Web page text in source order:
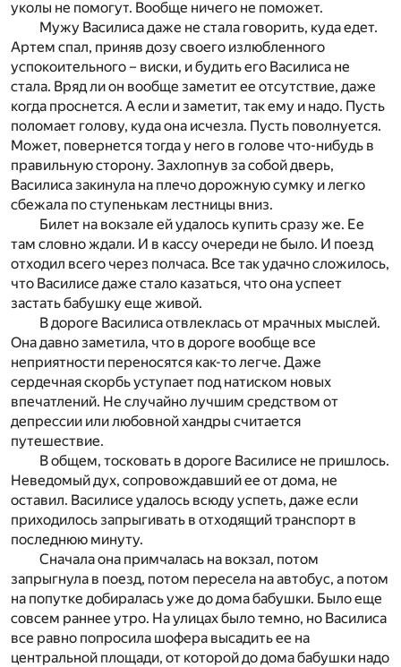
уколы не помогут. Вообще ничего не поможет.
Мужу Василиса даже не стала говорить, куда едет.
Артем спал, приняв дозу своего излюбленного
успокоительного – виски, и будить его Василиса не
стала. Вряд ли он вообще заметит ее отсутствие, даже
когда проснется. А если и заметит, так ему и надо. Пусть
поломает голову, куда она исчезла. Пусть поволнуется.
Может, повернется тогда у него в голове что-нибудь в
правильную сторону. Захлопнув за собой дверь,
Василиса закинула на плечо дорожную сумку и легко
сбежала по ступенькам лестницы вниз.
Билет на вокзале ей удалось купить сразу же. Ее
там словно ждали. И в кассу очереди не было. И поезд
отходил всего через полчаса. Все так удачно сложилось,
что Василисе даже стало казаться, что она успеет
застать бабушку еще живой.
В дороге Василиса отвлеклась от мрачных мыслей.
Она давно заметила, что в дороге вообще все
неприятности переносятся как-то легче. Даже
сердечная скорбь уступает под натиском новых
впечатлений. Не случайно лучшим средством от
депрессии или любовной хандры считается
путешествие.
В общем, тосковать в дороге Василисе не пришлось.
Неведомый дух, сопровождавший ее от дома, не
оставил. Василисе удалось всюду успеть, даже если
приходилось запрыгивать в отходящий транспорт в
последнюю минуту.
Сначала она примчалась на вокзал, потом
запрыгнула в поезд, потом пересела на автобус, а потом
на попутке добиралась уже до дома бабушки. Было еще
совсем раннее утро. На улицах было темно, но Василиса
все равно попросила шофера высадить ее на
центральной площади, от которой до дома бабушки надо